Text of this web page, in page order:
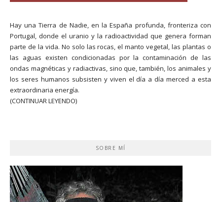
Hay una Tierra de Nadie, en la España profunda, fronteriza con
Portugal, donde el uranio y la radioactividad que genera forman
parte de la vida. No solo las rocas, el manto vegetal, las plantas o
las aguas existen condicionadas por la contaminación de las
ondas magnéticas y radiactivas, sino que, también, los animales y
los seres humanos subsisten y viven el día a día merced a esta
extraordinaria energía.
(CONTINUAR LEYENDO)
SOBRE MÍ